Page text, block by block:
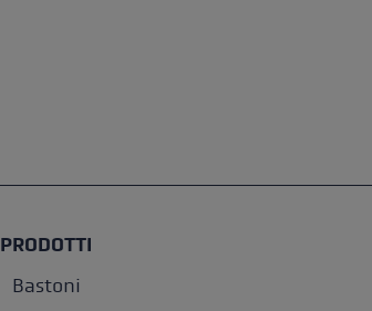
PRODOTTI
Bastoni